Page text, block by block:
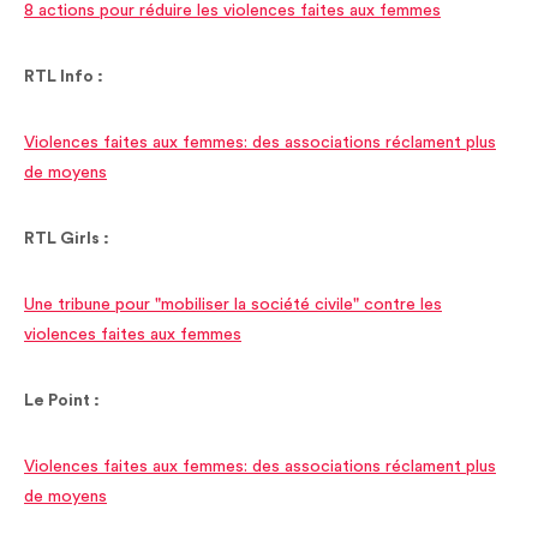
8 actions pour réduire les violences faites aux femmes
RTL Info :
Violences faites aux femmes: des associations réclament plus
de moyens
RTL Girls :
Une tribune pour "mobiliser la société civile" contre les
violences faites aux femmes
Le Point :
Violences faites aux femmes: des associations réclament plus
de moyens